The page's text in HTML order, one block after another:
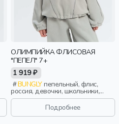
ОЛИМПИЙКА ФЛИСОВАЯ
"ПЕПЕЛ" 7+
1 919 ₽
BUNGLYпепельный, флис,
россия, девочки, школьники,
подростки, дети
Подробнее